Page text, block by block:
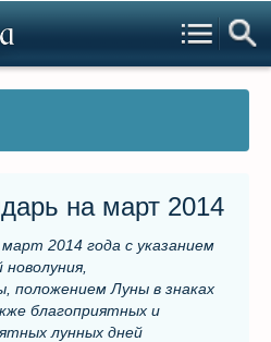
на март 2014
2014 года с указанием
новолуния,
положением Луны в знаках
благоприятных и
лунных дней